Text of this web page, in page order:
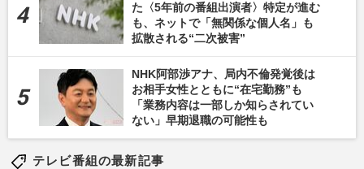
た〈5年前の番組出演者〉特定が進む
も、ネットで「無関係な個人名」も
拡散される“二次被害”
NHK阿部渉アナ、局内不倫発覚後は
お相手女性とともに“在宅勤務”も
「業務内容は一部しか知らされてい
ない」早期退職の可能性も
テレビ番組の最新記事